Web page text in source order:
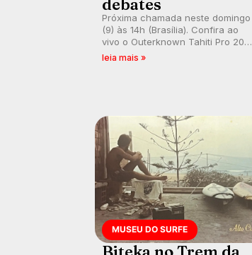
debates
Próxima chamada neste domingo
(9) às 14h (Brasília). Confira ao
vivo o Outerknown Tahiti Pro 2026
e participe dos comentários e
leia mais »
MUSEU DO SURFE